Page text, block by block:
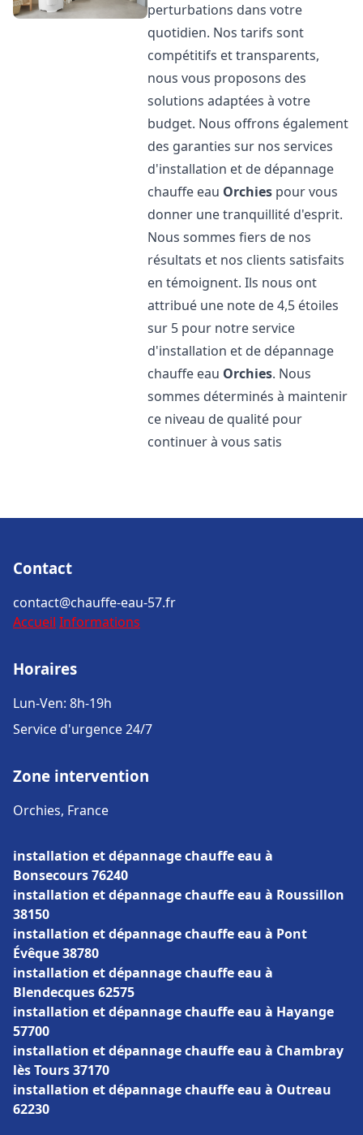
perturbations dans votre
quotidien. Nos tarifs sont
compétitifs et transparents,
nous vous proposons des
solutions adaptées à votre
budget. Nous offrons également
des garanties sur nos services
d'installation et de dépannage
chauffe eau Orchies pour vous
donner une tranquillité d'esprit.
Nous sommes fiers de nos
résultats et nos clients satisfaits
en témoignent. Ils nous ont
attribué une note de 4,5 étoiles
sur 5 pour notre service
d'installation et de dépannage
chauffe eau Orchies. Nous
sommes déterminés à maintenir
ce niveau de qualité pour
continuer à vous satis
Contact
contact@chauffe-eau-57.fr
Accueil Informations
Horaires
Lun-Ven: 8h-19h
Service d'urgence 24/7
Zone intervention
Orchies, France
installation et dépannage chauffe eau à
Bonsecours 76240
installation et dépannage chauffe eau à Roussillon
38150
installation et dépannage chauffe eau à Pont
Évêque 38780
installation et dépannage chauffe eau à
Blendecques 62575
installation et dépannage chauffe eau à Hayange
57700
installation et dépannage chauffe eau à Chambray
lès Tours 37170
installation et dépannage chauffe eau à Outreau
62230